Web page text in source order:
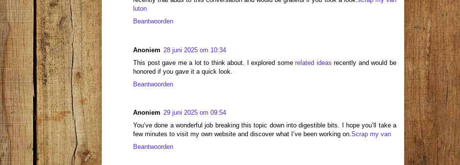
luton
Beantwoorden
Anoniem 28 juni 2025 om 10:34
This post gave me a lot to think about. I explored somerelated ideas recently and would be
honored if you gave it a quick look.
Beantwoorden
Anoniem 29 juni 2025 om 09:54
You’ve done a wonderful job breaking this topic down into digestible bits. I hope you’ll take a
few minutes to visit my own website and discover what I’ve been working on. Scrap my van
Beantwoorden